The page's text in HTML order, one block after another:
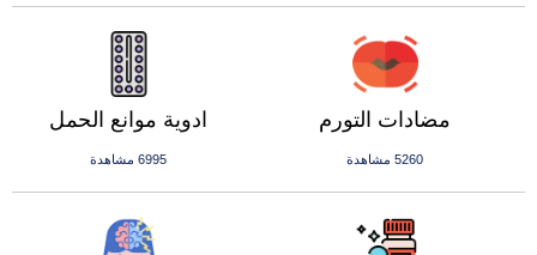
ادوية موانع الحمل
6995 مشاهدة
مضادات التورم
5260 مشاهدة